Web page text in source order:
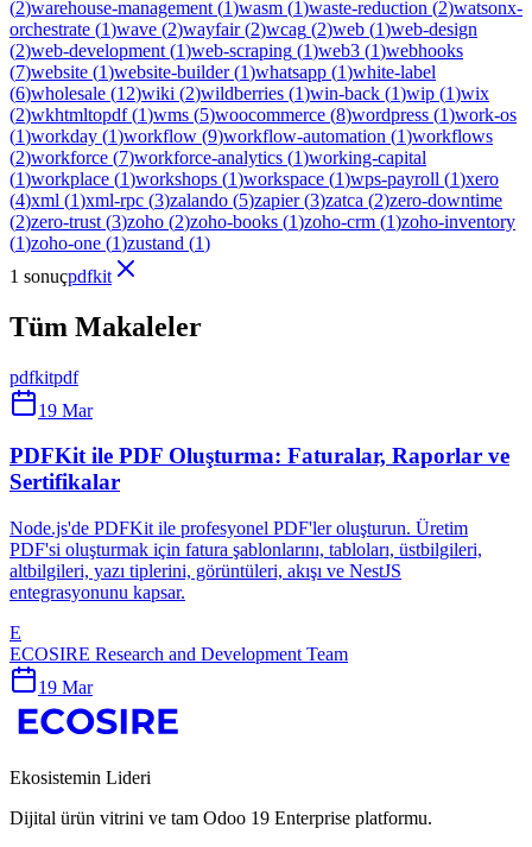
(2)warehouse-management (1)wasm (1)waste-reduction (2)watsonx-
orchestrate (1)wave (2)wayfair(2)wcag (2)web (1)web-design
(2)web-development (1)web-scraping (1)web3 (1)webhooks
(7)website (1)website-builder(1)whatsapp (1)white-label
(6)wholesale (12)wiki (2)wildberries (1)win-back (1)wip (1)wix
(2)wkhtmltopdf(1)wms (5)woocommerce (8)wordpress (1)work-os
(1)workday (1)workflow (9)workflow-automation (1)workflows
(2)workforce (7)workforce-analytics (1)working-capital
(1)workplace (1)workshops (1)workspace (1)wps-payroll (1)xero
(4)xml (1)xml-rpc (3)zalando (5)zapier(3)zatca (2)zero-downtime
(2)zero-trust (3)zoho (2)zoho-books (1)zoho-crm (1)zoho-inventory
(1)zoho-one (1)zustand (1)
1 sonuçpdfkit
Tüm Makaleler
pdfkitpdf
19 Mar
PDFKit ile PDF Oluşturma: Faturalar, Raporlar ve
Sertifikalar
Node.js'de PDFKit ile profesyonel PDF'ler oluşturun. Üretim
PDF'si oluşturmak için fatura şablonlarını, tabloları, üstbilgileri,
altbilgileri, yazı tiplerini, görüntüleri, akışı ve NestJS
entegrasyonunu kapsar.
E
ECOSIRE Research and Development Team
19 Mar
Ekosistemin Lideri
Dijital ürün vitrini ve tam Odoo 19 Enterprise platformu.